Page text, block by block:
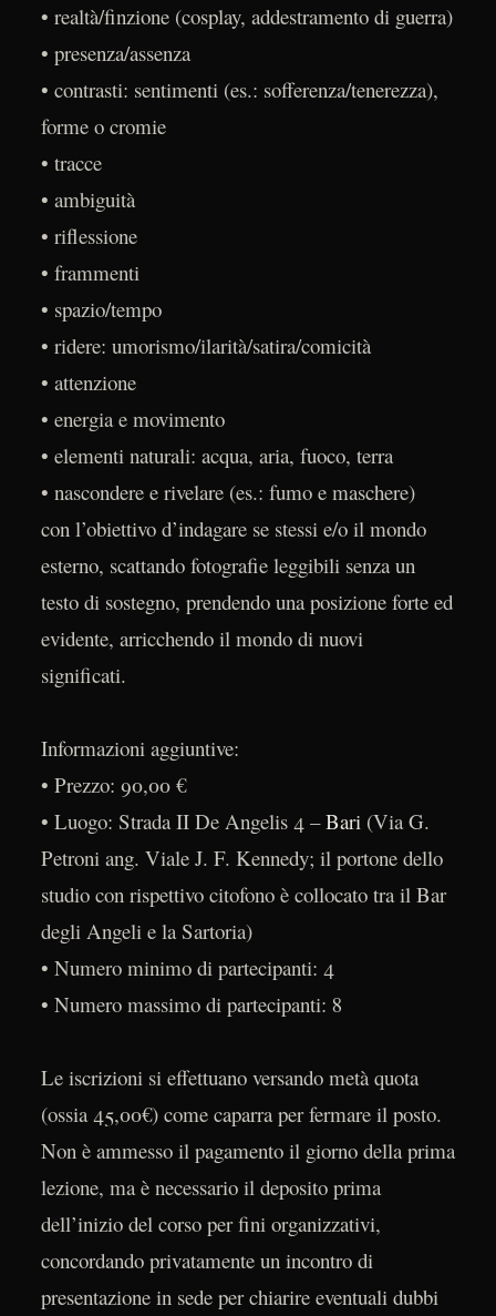
• realtà/finzione (cosplay, addestramento di guerra)
• presenza/assenza
• contrasti: sentimenti (es.: sofferenza/tenerezza),
forme o cromie
• tracce
• ambiguità
• riflessione
• frammenti
• spazio/tempo
• ridere: umorismo/ilarità/satira/comicità
• attenzione
• energia e movimento
• elementi naturali: acqua, aria, fuoco, terra
• nascondere e rivelare (es.: fumo e maschere)
con l’obiettivo d’indagare se stessi e/o il mondo
esterno, scattando fotografie leggibili senza un
testo di sostegno, prendendo una posizione forte ed
evidente, arricchendo il mondo di nuovi
significati.
Informazioni aggiuntive:
• Prezzo: 90,00 €
• Luogo: Strada II De Angelis 4 –Bari (Via G.
Petroni ang. Viale J. F. Kennedy; il portone dello
studio con rispettivo citofono è collocato tra il Bar
degli Angeli e la Sartoria)
• Numero minimo di partecipanti: 4
• Numero massimo di partecipanti: 8
Le iscrizioni si effettuano versando metà quota
(ossia 45,00€) come caparra per fermare il posto.
Non è ammesso il pagamento il giorno della prima
lezione, ma è necessario il deposito prima
dell’inizio del corso per fini organizzativi,
concordando privatamente un incontro di
presentazione in sede per chiarire eventuali dubbi